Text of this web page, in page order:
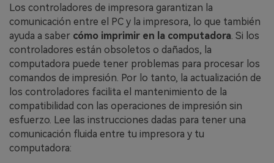
Los controladores de impresora garantizan la
comunicación entre el PC y la impresora, lo que también
ayuda a saber cómo imprimir en la computadora. Si los
controladores están obsoletos o dañados, la
computadora puede tener problemas para procesar los
comandos de impresión. Por lo tanto, la actualización de
los controladores facilita el mantenimiento de la
compatibilidad con las operaciones de impresión sin
esfuerzo. Lee las instrucciones dadas para tener una
comunicación fluida entre tu impresora y tu
computadora: